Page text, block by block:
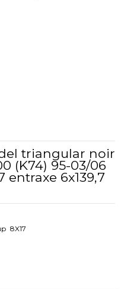
triangular noir
(K74) 95-03/06
entraxe 6x139,7
8X17